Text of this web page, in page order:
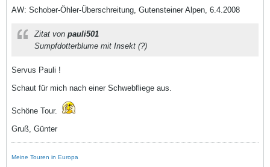
AW: Schober-Öhler-Überschreitung, Gutensteiner Alpen, 6.4.2008
Zitat von pauli501
Sumpfdotterblume mit Insekt (?)
Servus Pauli !
Schaut für mich nach einer Schwebfliege aus.
Schöne Tour.
Gruß, Günter
Meine Touren in Europa